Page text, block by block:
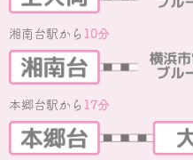
湘南台駅から 10分
本郷台駅から 17分